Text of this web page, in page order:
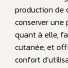
production de
conserver
quant à elle,
cutanée, et
confort